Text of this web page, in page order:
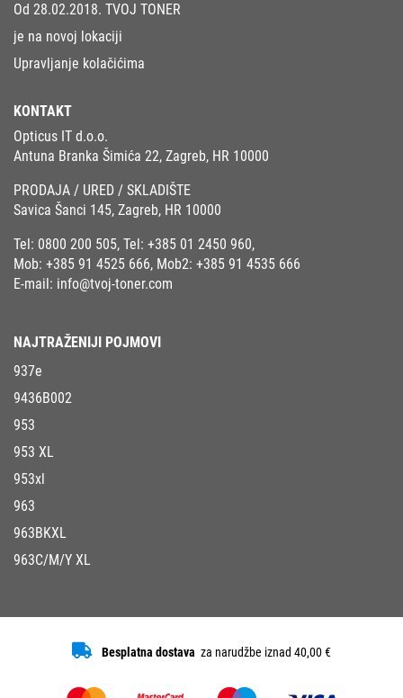
Od 28.02.2018. TVOJ TONER
je na novoj lokaciji
Upravljanje kolačićima
KONTAKT
Opticus IT d.o.o.
Antuna Branka Šimića 22, Zagreb, HR 10000
PRODAJA / URED / SKLADIŠTE
Savica Šanci 145, Zagreb, HR 10000
Tel: 0800 200 505, Tel: +385 01 2450 960,
Mob: +385 91 4525 666, Mob2: +385 91 4535 666
E-mail: info@tvoj-toner.com
NAJTRAŽENIJI POJMOVI
937e
9436B002
953
953 XL
953xl
963
963BKXL
963C/M/Y XL
Besplatna dostava za narudžbe iznad 40,00 €